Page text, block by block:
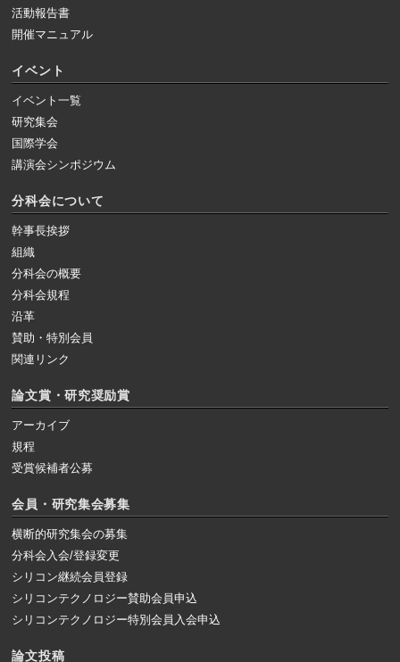
活動報告書
開催マニュアル
イベント
イベント一覧
研究集会
国際学会
講演会シンポジウム
分科会について
幹事長挨拶
組織
分科会の概要
分科会規程
沿革
賛助・特別会員
関連リンク
論文賞・研究奨励賞
アーカイブ
規程
受賞候補者公募
会員・研究集会募集
横断的研究集会の募集
分科会入会/登録変更
シリコン継続会員登録
シリコンテクノロジー賛助会員申込
シリコンテクノロジー特別会員入会申込
論文投稿